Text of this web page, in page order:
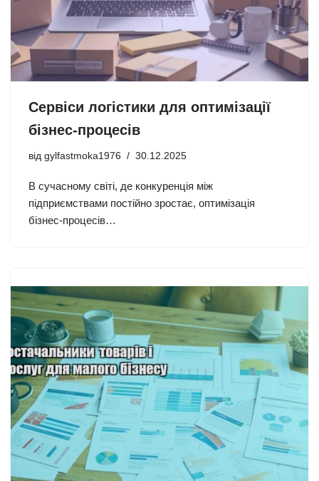
Сервіси логістики для оптимізації
бізнес-процесів
від gylfastmoka1976 30.12.2025
В сучасному світі, де конкуренція між
підприємствами постійно зростає, оптимізація
бізнес-процесів…